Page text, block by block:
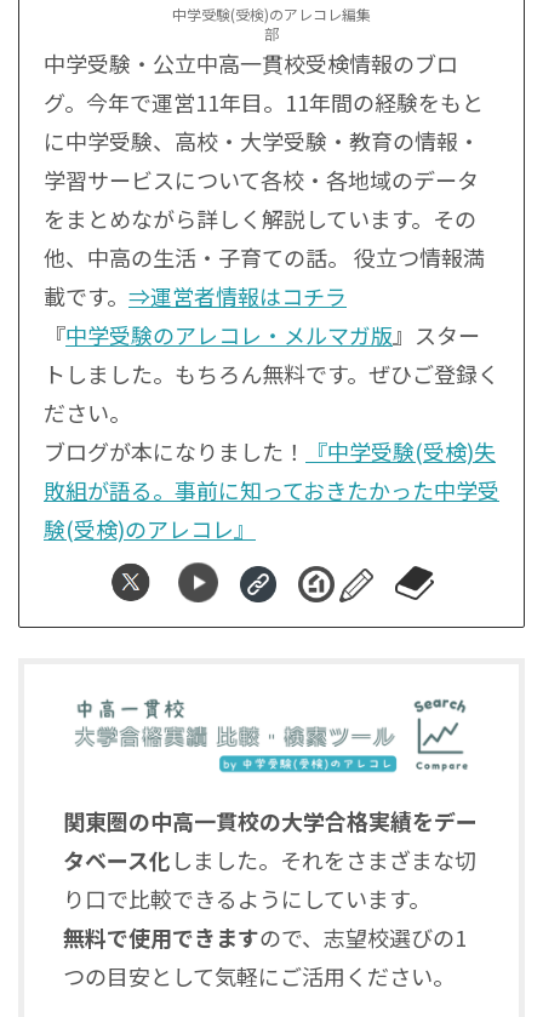
中学受験(受検)のアレコレ編集
部
中学受験・公立中高一貫校受検情報のブロ
グ。今年で運営11年目。11年間の経験をもと
に中学受験、高校・大学受験・教育の情報・
学習サービスについて各校・各地域のデータ
をまとめながら詳しく解説しています。その
他、中高の生活・子育ての話。 役立つ情報満
載です。 ⇒運営者情報はコチラ
『中学受験のアレコレ・メルマガ版』スター
トしました。もちろん無料です。ぜひご登録く
ださい。
ブログが本になりました！
『中学受験(受検)失
敗組が語る。事前に知っておきたかった中学受
験(受検)のアレコレ』
関東圏の中高一貫校の大学合格実績をデー
タベース化しました。それをさまざまな切
り口で比較できるようにしています。
無料で使用できますので、志望校選びの1
つの目安として気軽にご活用ください。